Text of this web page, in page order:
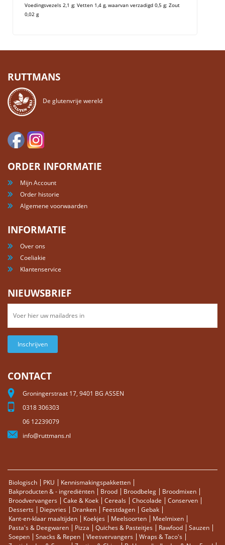
Voedingsvezels 2,1 g; Vetten 1,4 g, waarvan verzadigd 0,5 g; Zout
0,02 g
RUTTMANS
De glutenvrije wereld
ORDER INFORMATIE
Mijn Account
Order historie
Algemene voorwaarden
INFORMATIE
Over ons
Coeliakie
Klantenservice
NIEUWSBRIEF
Inschrijven
CONTACT
Groningerstraat 17, 9401 BG ASSEN
0318 306303
06 12239079
info@ruttmans.nl
Biologisch PKU
Kennismakingspakketten
Bakproducten & - ingrediënten
Brood Broodbeleg
Broodmixen
Broodvervangers
Cake & Koek Cereals Chocolade
Conserven
Desserts
Diepvries Dranken Feestdagen
Gebak
Kant-en-klaar maaltijden
Koekjes Meelsoorten
Meelmixen
Pasta's & Deegwaren
Pizza Quiches & Pasteitjes Rawfood
Sauzen
Soepen
Snacks & Repen Vleesvervangers
Wraps & Taco's